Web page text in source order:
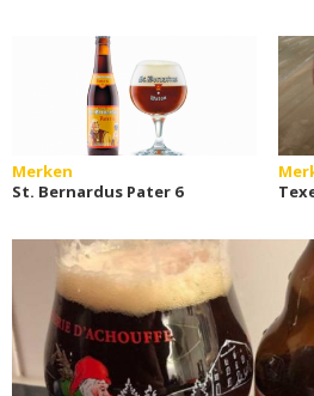
Merken
St. Bernardus Pater 6